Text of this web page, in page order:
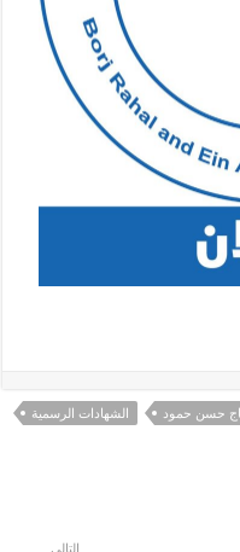
حسن حمود
الشهادات الرسمية
التالي